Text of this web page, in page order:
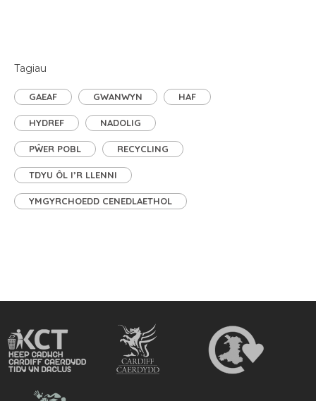
Tagiau
GAEAF GWANWYN HAF
HYDREF NADOLIG
PŴER POBL RECYCLING
TDYU ÔL I’R LLENNI
YMGYRCHOEDD CENEDLAETHOL